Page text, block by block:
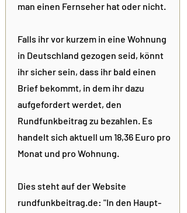
man einen Fernseher hat oder nicht.
Falls ihr vor kurzem in eine Wohnung
in Deutschland gezogen seid, könnt
ihr sicher sein, dass ihr bald einen
Brief bekommt, in dem ihr dazu
aufgefordert werdet, den
Rundfunkbeitrag zu bezahlen. Es
handelt sich aktuell um 18,36 Euro pro
Monat und pro Wohnung.
Dies steht auf der Website
rundfunkbeitrag.de: "In den Haupt-